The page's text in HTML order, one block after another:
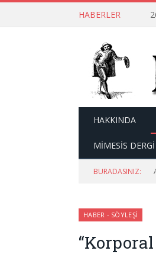
HABERLER
HAKKINDA
MİMESİS
BURADASINIZ:
HABER - SÖYLEŞI